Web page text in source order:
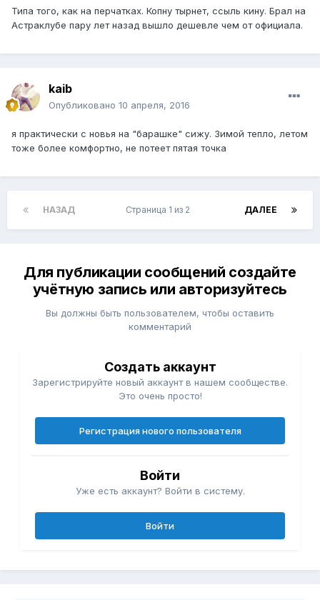
Типа того, как на перчатках. Копну тырнет, ссыль кину. Брал на
Астраклубе пару лет назад вышло дешевле чем от официала.
kaib
Опубликовано 10 апреля, 2016
я практически с новья на "барашке" сижу. Зимой тепло, летом
тоже более комфортно, не потеет пятая точка
НАЗАД ДАЛЕЕ
Страница 1 из 2
Для публикации сообщений создайте
учётную запись или авторизуйтесь
Вы должны быть пользователем, чтобы оставить
комментарий
Создать аккаунт
Зарегистрируйте новый аккаунт в нашем сообществе.
Это очень просто!
Регистрация нового пользователя
Войти
Уже есть аккаунт? Войти в систему.
Войти